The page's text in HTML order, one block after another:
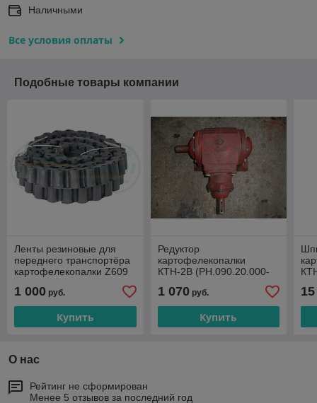
Наличными
Все условия оплаты
Подобные товары компании
Ленты резиновые для
переднего транспортёра
картофелекопалки Z609
1 000 руб.
Купить
Редуктор
картофелекопалки
КТН-2В (РН.090.20.000-
1 070руб.
Купить
15
О нас
Рейтинг не сформирован
Менее 5 отзывов за последний год